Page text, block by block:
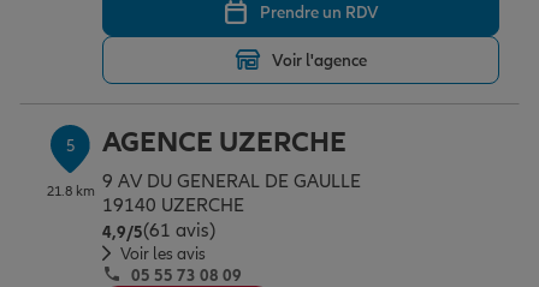
Prendre un RDV
Voir l'agence
5
21.8 km
AGENCE UZERCHE
9 AV DU GENERAL DE GAULLE
19140 UZERCHE
4,9/5Note de 4.9 sur 5
(61 avis)
Voir les avis
05 55 73 08 09